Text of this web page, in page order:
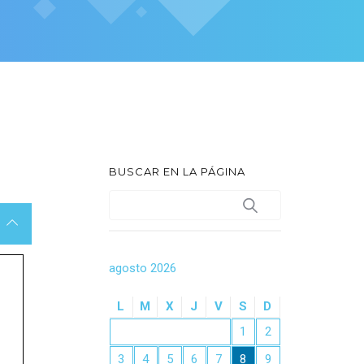
BUSCAR EN LA PÁGINA
agosto 2026
L M X J V S D
1
2
3
4 5 6 7 8
9